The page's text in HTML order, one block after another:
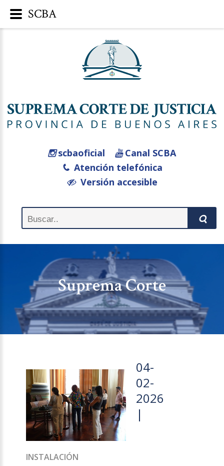
scbaoficial
Canal SCBA
Atención telefónica
Versión accesible
Suprema Corte
04-
02-
2026
|
INSTALACIÓN
SCBA